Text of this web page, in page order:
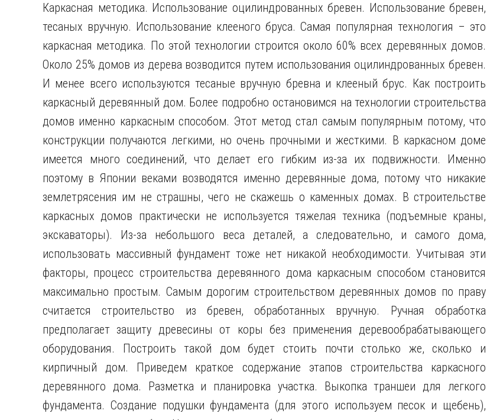
Каркасная методика. Использование оцилиндрованных бревен. Использование бревен,
тесаных вручную. Использование клееного бруса. Самая популярная технология – это
каркасная методика. По этой технологии строится около 60% всех деревянных домов.
Около 25% домов из дерева возводится путем использования оцилиндрованных бревен.
И менее всего используются тесаные вручную бревна и клееный брус. Как построить
каркасный деревянный дом. Более подробно остановимся на технологии строительства
домов именно каркасным способом. Этот метод стал самым популярным потому, что
конструкции получаются легкими, но очень прочными и жесткими. В каркасном доме
имеется много соединений, что делает его гибким из-за их подвижности. Именно
поэтому в Японии веками возводятся именно деревянные дома, потому что никакие
землетрясения им не страшны, чего не скажешь о каменных домах. В строительстве
каркасных домов практически не используется тяжелая техника (подъемные краны,
экскаваторы). Из-за небольшого веса деталей, а следовательно, и самого дома,
использовать массивный фундамент тоже нет никакой необходимости. Учитывая эти
факторы, процесс строительства деревянного дома каркасным способом становится
максимально простым. Самым дорогим строительством деревянных домов по праву
считается строительство из бревен, обработанных вручную. Ручная обработка
предполагает защиту древесины от коры без применения деревообрабатывающего
оборудования. Построить такой дом будет стоить почти столько же, сколько и
кирпичный дом. Приведем краткое содержание этапов строительства каркасного
деревянного дома. Разметка и планировка участка. Выкопка траншеи для легкого
фундамента. Создание подушки фундамента (для этого используем песок и щебень),